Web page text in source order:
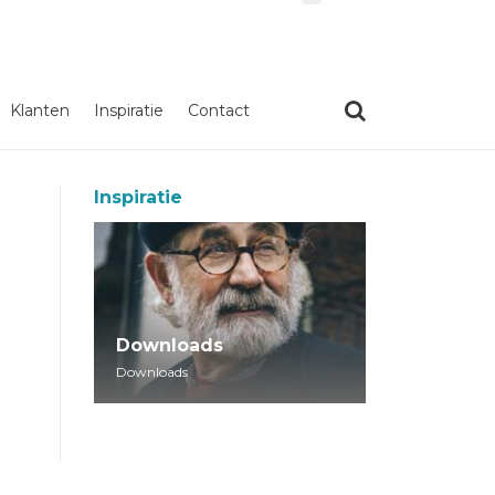
Klanten Inspiratie Contact
Inspiratie
Downloads
Downloads